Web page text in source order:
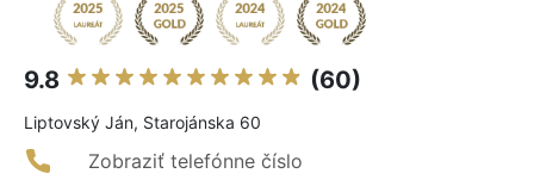
9.8 (60)
Liptovský Ján, Starojánska 60
Zobraziť telefónne číslo